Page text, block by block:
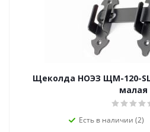
Щеколда НОЭЗ ЩМ-120-
малая
Есть в наличии (2)